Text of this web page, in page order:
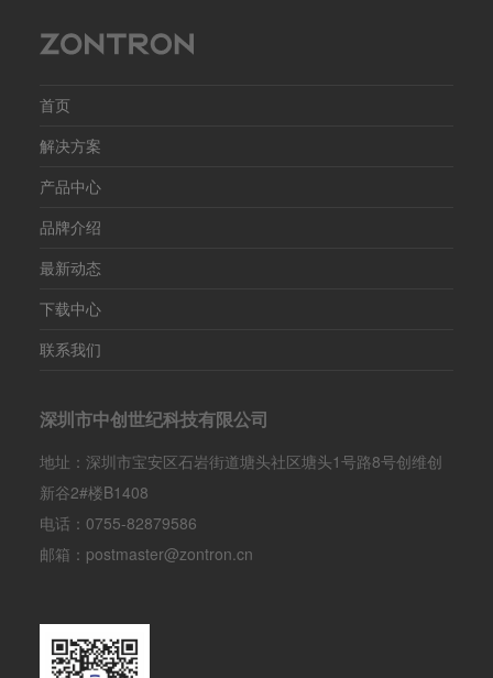
首页
解决方案
产品中心
品牌介绍
最新动态
下载中心
联系我们
深圳市中创世纪科技有限公司
地址：深圳市宝安区石岩街道塘头社区塘头1号路8号创维创
新谷2#楼B1408
电话：0755-82879586
邮箱：postmaster@zontron.cn